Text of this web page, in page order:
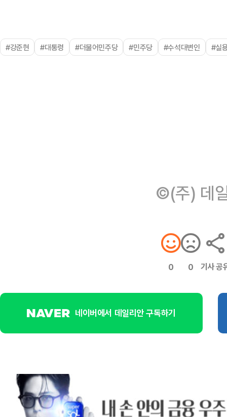
#강준현 #대통령 #더불어민주당 #민주당 #수석대변인 #실
©(주) 데
0 0 기사 공
네이버에서 데일리안 구독하기